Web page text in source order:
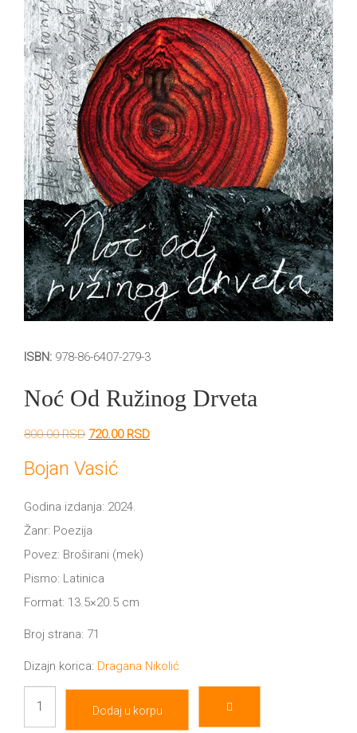
All
Star
tt
Buka&Bes
NORD
Sredozemlje
Papirna
pozornica
A5
Hommage
12/19
Trgni
se!
NOVOSTI
GIFT
SHOP
NAMA
KNJIŽARA
TREĆE
DRVO
ISBN: 978-86-6407-279-3
Noć Od Ružinog Drveta
800.00RSD Originalna
je
bila:
720.00 RSDTrenutna
Bojan Vasić
Godina izdanja: 2024.
Žanr: Poezija
Povez: Broširani (mek)
Pismo: Latinica
Format: 13.5×20.5 cm
Broj strana: 71
Dizajn korica: Dragana Nikolić
Dodaj u korpu